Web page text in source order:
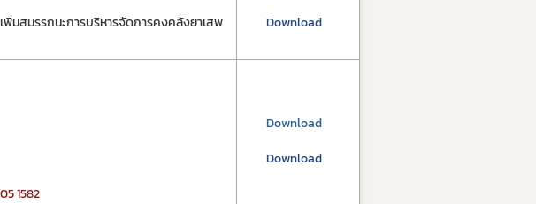
มสมรรถนะการบริหารจัดการคงคลังยาเสพ
Download
1582
Download
Download